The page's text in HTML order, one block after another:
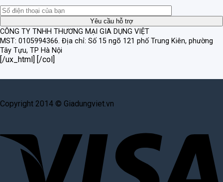
CÔNG TY TNHH THƯƠNG MẠI GIA DỤNG VIỆT
MST: 0105994366. Địa chỉ: Số 15 ngõ 121 phố Trung Kiên, phường
Tây Tựu, TP Hà Nội
[/ux_html] [/col]
Copyright 2014 © Giadungviet.vn